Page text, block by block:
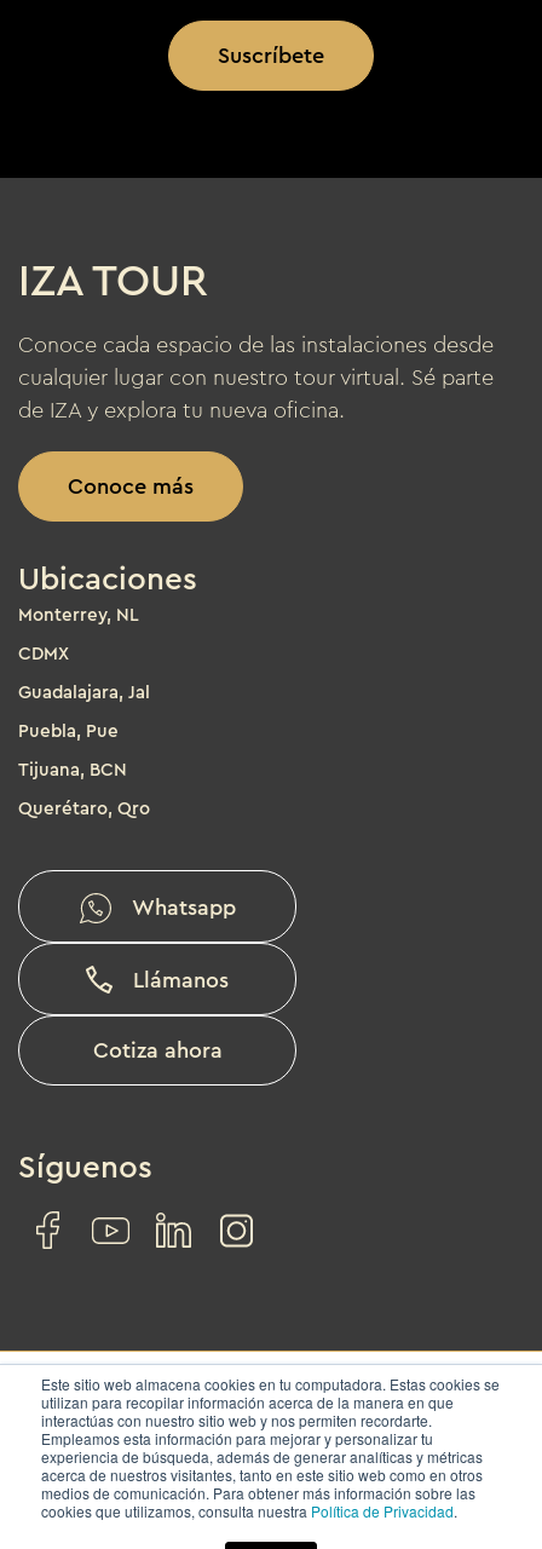
Este sitio web almacena cookies en tu computadora. Estas cookies se
utilizan para recopilar información acerca de la manera en que
interactúas con nuestro sitio web y nos permiten recordarte.
Empleamos esta información para mejorar y personalizar tu
experiencia de búsqueda, además de generar analíticas y métricas
acerca de nuestros visitantes, tanto en este sitio web como en otros
medios de comunicación. Para obtener más información sobre las
cookies que utilizamos, consulta nuestra Política de Privacidad.
Suscríbete
IZA TOUR
Conoce cada espacio de las instalaciones desde
cualquier lugar con nuestro tour virtual. Sé parte
de IZA y explora tu nueva oficina.
Conoce más
Ubicaciones
Monterrey, NL
CDMX
Guadalajara, Jal
Puebla, Pue
Tijuana, BCN
Querétaro, Qro
Whatsapp
Llámanos
Cotiza ahora
Síguenos
© IZA. All rights reserved.
NosotrosSolucionesUbicacionesContacto
Términos y condiciones| Aviso de privacidad